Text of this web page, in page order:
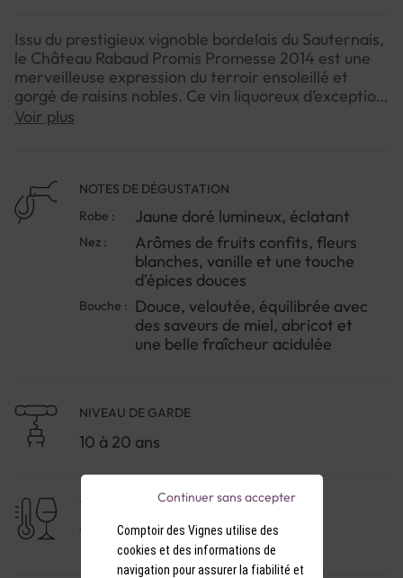
Issu du prestigieux vignoble bordelais du Sauternais,
le Château Rabaud Promis Promesse 2014 est une
merveilleuse expression du terroir ensoleillé et
gorgé de raisins nobles. Ce vin liquoreux d’exception
provient d’un domaine classé 1er Grand Cru,
délicatesse en bouche, ce Sauternes dévoile toute la
poésie du savoureux mélange de Sémillon et
Sauvignon Blanc. On y perçoit des notes fruitées et
vanillées, accompagnées d’une onctuosité
charmeuse.Ce vin s’apprécie idéalement
accompagné de mets raffinés comme un foie gras
ou des desserts fruités, ou simplement à savourer
en fin de repas pour un moment de pur plaisir
Voir plus
NOTES DE DÉGUSTATION
Robe :
Jaune doré lumineux, éclatant
Nez :
Arômes de fruits confits, fleurs
blanches, vanille et une touche
d'épices douces
Bouche : Douce, veloutée, équilibrée avec
des saveurs de miel, abricot et
une belle fraîcheur acidulée
NIVEAU DE GARDE
10 à 20 ans
TEMPÉRATURE DE SERVICE
7-8°CComptoir des Vignes utilise des
cookies et des informations de
navigation pour assurer la fiabilité et
Continuer sans accepter